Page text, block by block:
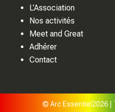
L’Association
Nos activités
Meet and Great
Adhérer
Contact
© Arc Essentiel2026 |